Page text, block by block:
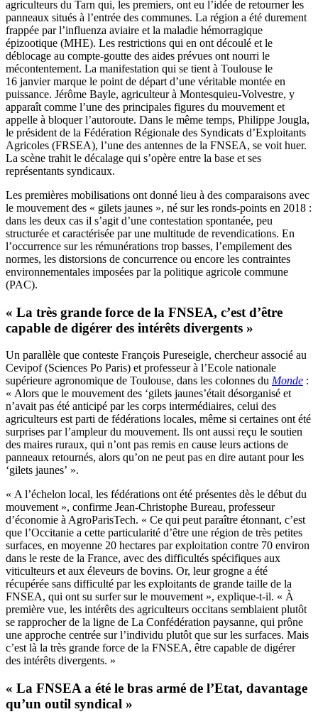
agriculteurs du Tarn qui, les premiers, ont eu l’idée de retourner les
panneaux situés à l’entrée des communes. La région a été durement
frappée par l’influenza aviaire et la maladie hémorragique
épizootique (MHE). Les restrictions qui en ont découlé et le
déblocage au compte-goutte des aides prévues ont nourri le
mécontentement. La manifestation qui se tient à Toulouse le
16 janvier marque le point de départ d’une véritable montée en
puissance. Jérôme Bayle, agriculteur à Montesquieu-Volvestre, y
apparaît comme l’une des principales figures du mouvement et
appelle à bloquer l’autoroute. Dans le même temps, Philippe Jougla,
le président de la Fédération Régionale des Syndicats d’Exploitants
Agricoles (FRSEA), l’une des antennes de la FNSEA, se voit huer.
La scène trahit le décalage qui s’opère entre la base et ses
représentants syndicaux.
Les premières mobilisations ont donné lieu à des comparaisons avec
le mouvement des « gilets jaunes », né sur les ronds-points en 2018 :
dans les deux cas il s’agit d’une contestation spontanée, peu
structurée et caractérisée par une multitude de revendications. En
l’occurrence sur les rémunérations trop basses, l’empilement des
normes, les distorsions de concurrence ou encore les contraintes
environnementales imposées par la politique agricole commune
(PAC).
« La très grande force de la FNSEA, c’est d’être
capable de digérer des intérêts divergents »
Un parallèle que conteste François Pureseigle, chercheur associé au
Cevipof (Sciences Po Paris) et professeur à l’Ecole nationale
supérieure agronomique de Toulouse, dans les colonnes du Monde :
« Alors que le mouvement des ‘gilets jaunes’était désorganisé et
n’avait pas été anticipé par les corps intermédiaires, celui des
agriculteurs est parti de fédérations locales, même si certaines ont été
surprises par l’ampleur du mouvement. Ils ont aussi reçu le soutien
des maires ruraux, qui n’ont pas remis en cause leurs actions de
panneaux retournés, alors qu’on ne peut pas en dire autant pour les
‘gilets jaunes’ ».
« A l’échelon local, les fédérations ont été présentes dès le début du
mouvement », confirme Jean-Christophe Bureau, professeur
d’économie à AgroParisTech. « Ce qui peut paraître étonnant, c’est
que l’Occitanie a cette particularité d’être une région de très petites
surfaces, en moyenne 20 hectares par exploitation contre 70 environ
dans le reste de la France, avec des difficultés spécifiques aux
viticulteurs et aux éleveurs de bovins. Or, leur grogne a été
récupérée sans difficulté par les exploitants de grande taille de la
FNSEA, qui ont su surfer sur le mouvement », explique-t-il. « À
première vue, les intérêts des agriculteurs occitans semblaient plutôt
se rapprocher de la ligne de La Confédération paysanne, qui prône
une approche centrée sur l’individu plutôt que sur les surfaces. Mais
c’est là la très grande force de la FNSEA, être capable de digérer
des intérêts divergents. »
« La FNSEA a été le bras armé de l’Etat, davantage
qu’un outil syndical »